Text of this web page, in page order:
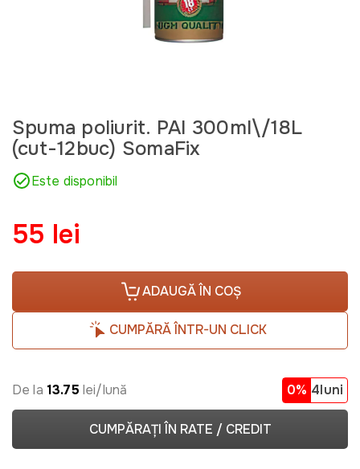
Spuma poliurit. PAI 300ml\/18L
(cut-12buc) SomaFix
Este disponibil
55 lei
ADAUGĂ ÎN COȘ
CUMPĂRĂ ÎNTR-UN CLICK
De la 13.75 lei/lună 0% 4luni
CUMPĂRAȚI ÎN RATE / CREDIT